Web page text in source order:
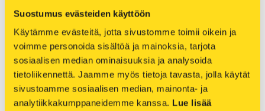
Suostumus evästeiden käyttöön
Käytämme evästeitä, jotta sivustomme toimii oikein ja
voimme personoida sisältöä ja mainoksia, tarjota
sosiaalisen median ominaisuuksia ja analysoida
tietoliikennettä. Jaamme myös tietoja tavasta, jolla käytät
sivustoamme sosiaalisen median, mainonta- ja
analytiikkakumppaneidemme kanssa. Lue lisää
häiriökartassamme.
Pahoittelemme työmaasta aiheutuvaa häiriötä ja
liikenteelle aiheutuvaa haittaa.